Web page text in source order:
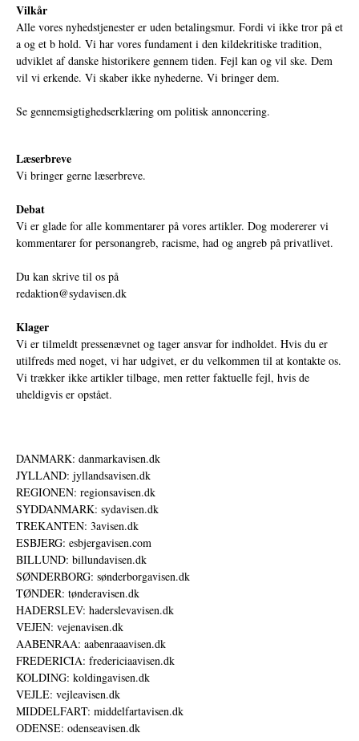
Vilkår
Alle vores nyhedstjenester er uden betalingsmur. Fordi vi ikke tror på et
a og et b hold. Vi har vores fundament i den kildekritiske tradition,
udviklet af danske historikere gennem tiden. Fejl kan og vil ske. Dem
vil vi erkende. Vi skaber ikke nyhederne. Vi bringer dem.
Se gennemsigtighedserklæring om politisk annoncering.
Læserbreve
Vi bringer gerne læserbreve.
Debat
Vi er glade for alle kommentarer på vores artikler. Dog modererer vi
kommentarer for personangreb, racisme, had og angreb på privatlivet.
Du kan skrive til os på
redaktion@sydavisen.dk
Klager
Vi er tilmeldt pressenævnet og tager ansvar for indholdet. Hvis du er
utilfreds med noget, vi har udgivet, er du velkommen til at kontakte os.
Vi trækker ikke artikler tilbage, men retter faktuelle fejl, hvis de
uheldigvis er opstået.
DANMARK: danmarkavisen.dk
JYLLAND: jyllandsavisen.dk
REGIONEN: regionsavisen.dk
SYDDANMARK: sydavisen.dk
TREKANTEN: 3avisen.dk
ESBJERG: esbjergavisen.com
BILLUND: billundavisen.dk
SØNDERBORG: sønderborgavisen.dk
TØNDER: tønderavisen.dk
HADERSLEV: haderslevavisen.dk
VEJEN: vejenavisen.dk
AABENRAA: aabenraaavisen.dk
FREDERICIA: fredericiaavisen.dk
KOLDING: koldingavisen.dk
VEJLE: vejleavisen.dk
MIDDELFART: middelfartavisen.dk
ODENSE: odenseavisen.dk